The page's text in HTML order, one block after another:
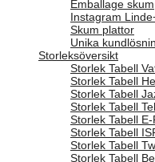
Emballage skum
Instagram
Skum plattor
Unika
Storleksöversikt
Storlek Tabell
Storlek Tabell
Storlek Tabell
Storlek Tabell
Storlek Tabell
Storlek Tabell
Storlek Tabell
Storlek Tabell